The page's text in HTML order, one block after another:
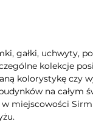
gałki, uchwyty,
kolekcje
kolorystykę czy
na całym
miejscowości